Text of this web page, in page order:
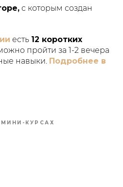
с которым создан
есть 12 коротких
пройти за 1-2 вечера
навыки. Подробнее в
КУРСАХ